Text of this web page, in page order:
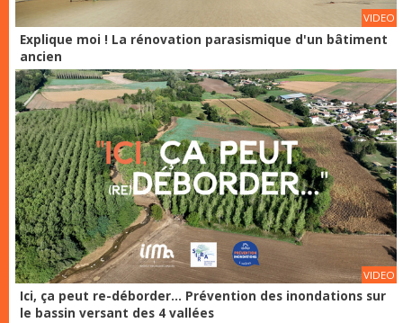
VIDEO
Explique moi ! La rénovation parasismique d'un bâtiment
ancien
VIDEO
Ici, ça peut re-déborder... Prévention des inondations sur
le bassin versant des 4 vallées